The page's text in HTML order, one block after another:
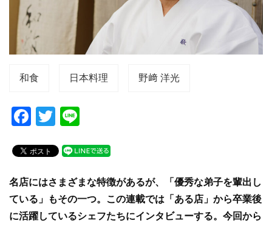
和食 日本料理 野﨑 洋光
F
c
e
b
o
T
tt
er
e
名店にはさまざまな特徴があるが、「優秀な弟子を輩出し
ている」もその一つ。この連載では「ある店」から卒業後
に活躍しているシェフたちにインタビューする。今回から